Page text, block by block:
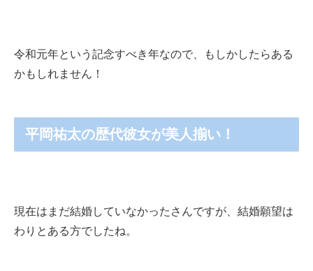
令和元年という記念すべき年なので、もしかしたらある
かもしれません！
平岡祐太の歴代彼女が美人揃い！
現在はまだ結婚していなかったさんですが、結婚願望は
わりとある方でしたね。